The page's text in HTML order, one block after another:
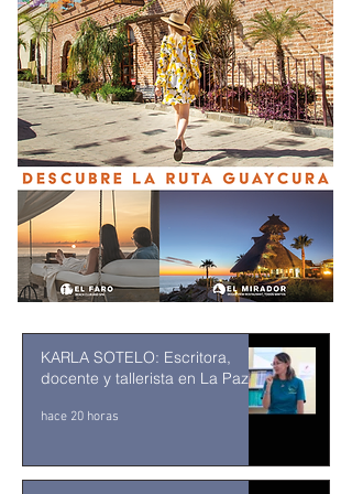
KARLA SOTELO: Escritora,
docente y tallerista en La Paz
hace 20 horas